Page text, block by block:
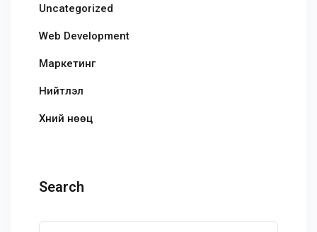
Uncategorized
Web Development
Маркетинг
Нийтлэл
Хүний нөөц
Search